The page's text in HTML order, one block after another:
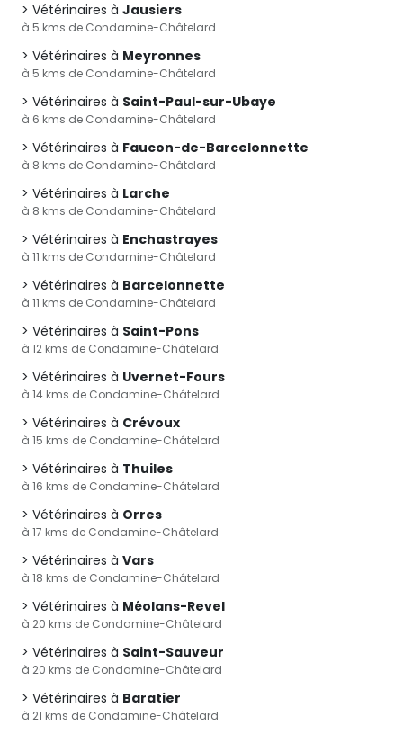
Vétérinaires à Jausiers
à 5 kms de Condamine-Châtelard
Vétérinaires à Meyronnes
à 5 kms de Condamine-Châtelard
Vétérinaires à Saint-Paul-sur-Ubaye
à 6 kms de Condamine-Châtelard
Vétérinaires à Faucon-de-Barcelonnette
à 8 kms de Condamine-Châtelard
Vétérinaires à Larche
à 8 kms de Condamine-Châtelard
Vétérinaires à Enchastrayes
à 11 kms de Condamine-Châtelard
Vétérinaires à Barcelonnette
à 11 kms de Condamine-Châtelard
Vétérinaires à Saint-Pons
à 12 kms de Condamine-Châtelard
Vétérinaires à Uvernet-Fours
à 14 kms de Condamine-Châtelard
Vétérinaires à Crévoux
à 15 kms de Condamine-Châtelard
Vétérinaires à Thuiles
à 16 kms de Condamine-Châtelard
Vétérinaires à Orres
à 17 kms de Condamine-Châtelard
Vétérinaires à Vars
à 18 kms de Condamine-Châtelard
Vétérinaires à Méolans-Revel
à 20 kms de Condamine-Châtelard
Vétérinaires à Saint-Sauveur
à 20 kms de Condamine-Châtelard
Vétérinaires à Baratier
à 21 kms de Condamine-Châtelard